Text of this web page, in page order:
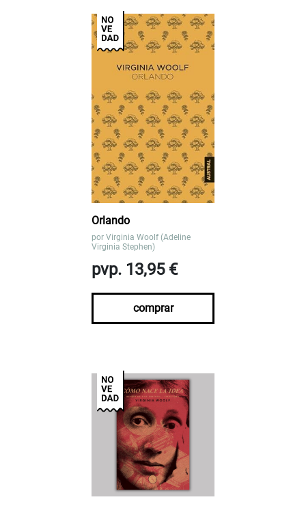
Orlando
por Virginia Woolf (Adeline
Virginia Stephen)
pvp. 13,95 €
comprar